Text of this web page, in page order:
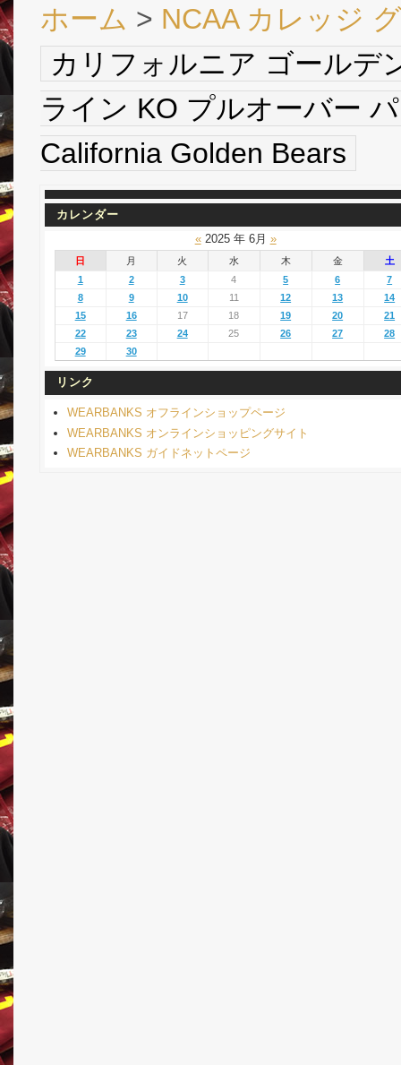
ホーム > NCAA カレッジ
カリフォルニア ゴールデ
ライン KO プルオーバー
California Golden Bears
カレンダー
«2025 年 6月 »
日 月 火 水 木 金
土
1
2 3 4 5 6
7
8
9 10 11 12 13
14
15
16 17 18 19 20
21
22
23 24 25 26 27
28
29
30
リンク
WEARBANKS オフラインショップページ
WEARBANKS オンラインショッピングサイト
WEARBANKS ガイドネットページ